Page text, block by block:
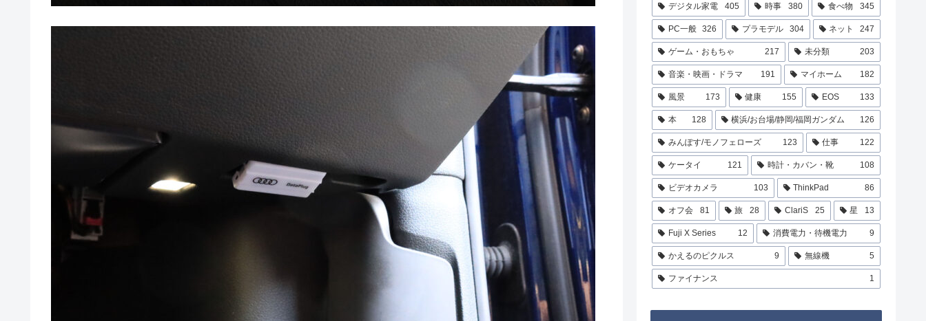
デジタル家電 405 時事 380 食べ物 345
PC一般 326 プラモデル 304 ネット 247
ゲーム・おもちゃ 217 未分類 203
音楽・映画・ドラマ 191 マイホーム 182
風景 173 健康 155 EOS 133
本 128 横浜/お台場/静岡/福岡ガンダム 126
みんぽす/モノフェローズ 123 仕事 122
ケータイ 121 時計・カバン・靴 108
ビデオカメラ 103 ThinkPad 86
オフ会 81 旅 28 ClariS 25 星 13
Fuji X Series 12 消費電力・待機電力 9
かえるのピクルス 9 無線機 5
ファイナンス 1